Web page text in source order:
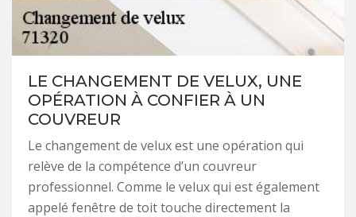
LE CHANGEMENT DE VELUX, UNE
OPÉRATION À CONFIER À UN
COUVREUR
Le changement de velux est une opération qui
relève de la compétence d’un couvreur
professionnel. Comme le velux qui est également
appelé fenêtre de toit touche directement la